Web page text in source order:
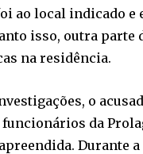
ao local indicado e
isso, outra parte
na residência.
o
da
Durante a